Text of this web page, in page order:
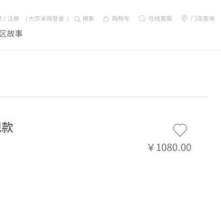
/ 注册 | 大宗采购登录 | 搜索 购物车 在线客服 门店查询
故事
￥1080.00